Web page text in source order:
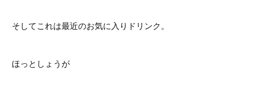
そしてこれは最近のお気に入りドリンク。
ほっとしょうが